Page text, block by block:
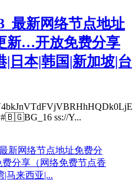
最新网络节点地址
新…开放免费分享
|日本|韩国|新加坡|台
ss://Y...